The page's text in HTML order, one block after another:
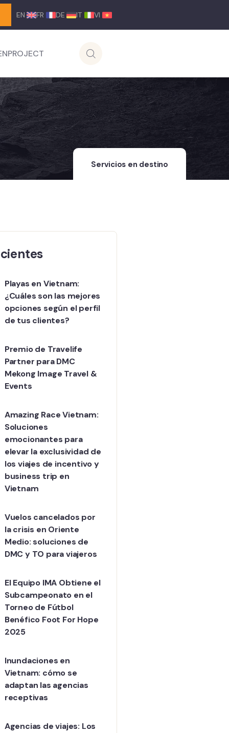
EN FR DE IT VI
Servicios en destino
Playas en Vietnam:
¿Cuáles son las mejores
opciones según el perfil
de tus clientes?
Premio de Travelife
Partner para DMC
Mekong Image Travel &
Events
Amazing Race Vietnam:
Soluciones
emocionantes para
elevar la exclusividad de
los viajes de incentivo y
business trip en
Vietnam
Vuelos cancelados por
la crisis en Oriente
Medio: soluciones de
DMC y TO para viajeros
El Equipo IMA Obtiene el
Subcampeonato en el
Torneo de Fútbol
Benéfico Foot For Hope
2025
Inundaciones en
Vietnam: cómo se
adaptan las agencias
receptivas
Agencias de viajes: Los